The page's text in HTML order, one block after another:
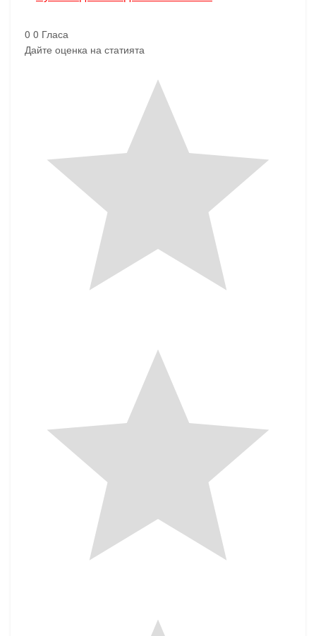
0 0 Гласа
Дайте оценка на статията